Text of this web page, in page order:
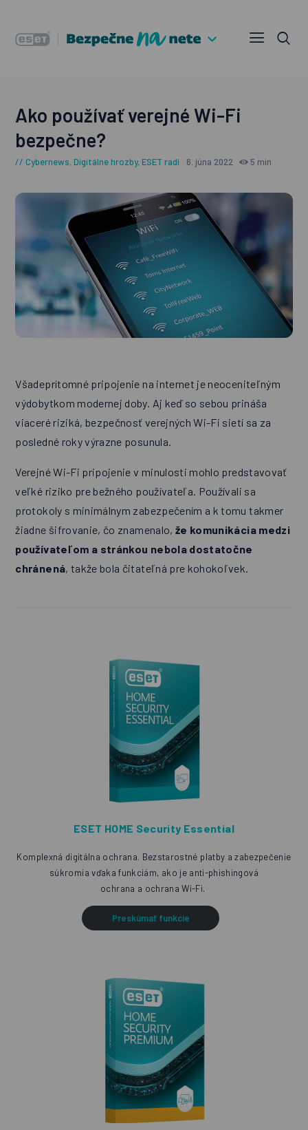
Ako používať verejné Wi-Fi
bezpečne?
Cybernews,Digitálne hrozby,ESET radí 6. júna 2022 5 min
Všadeprítomné pripojenie na internet je neoceniteľným
výdobytkom modernej doby. Aj keď so sebou prináša
viaceré riziká, bezpečnosť verejných Wi-Fi sietí sa za
posledné roky výrazne posunula.
Verejné Wi-Fi pripojenie v minulosti mohlo predstavovať
veľké riziko pre bežného používateľa. Používali sa
protokoly s minimálnym zabezpečením a k tomu takmer
žiadne šifrovanie, čo znamenalo, že komunikácia medzi
používateľom a stránkou nebola dostatočne
chránená, takže bola čitateľná pre kohokoľvek.
ESET HOME Security Essential
Komplexná digitálna ochrana. Bezstarostné platby a zabezpečenie
súkromia vďaka funkciám, ako je anti-phishingová
ochrana a ochrana Wi-Fi.
Preskúmať funkcie